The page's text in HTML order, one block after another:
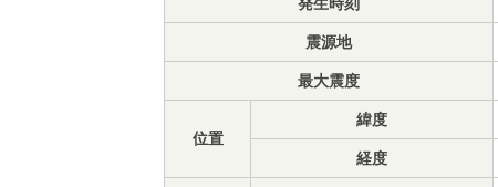
震源地
最大震度
位置
緯度
経度